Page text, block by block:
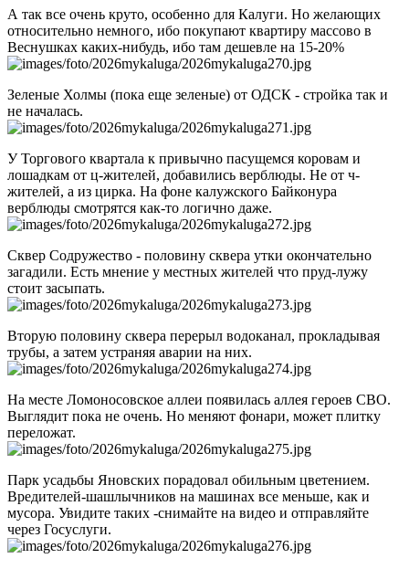
А так все очень круто, особенно для Калуги. Но желающих
относительно немного, ибо покупают квартиру массово в
Веснушках каких-нибудь, ибо там дешевле на 15-20%
Зеленые Холмы (пока еще зеленые) от ОДСК - стройка так и
не началась.
У Торгового квартала к привычно пасущемся коровам и
лошадкам от ц-жителей, добавились верблюды. Не от ч-
жителей, а из цирка. На фоне калужского Байконура
верблюды смотрятся как-то логично даже.
Сквер Содружество - половину сквера утки окончательно
загадили. Есть мнение у местных жителей что пруд-лужу
стоит засыпать.
Вторую половину сквера перерыл водоканал, прокладывая
трубы, а затем устраняя аварии на них.
На месте Ломоносовское аллеи появилась аллея героев СВО.
Выглядит пока не очень. Но меняют фонари, может плитку
переложат.
Парк усадьбы Яновских порадовал обильным цветением.
Вредителей-шашлычников на машинах все меньше, как и
мусора. Увидите таких -снимайте на видео и отправляйте
через Госуслуги.